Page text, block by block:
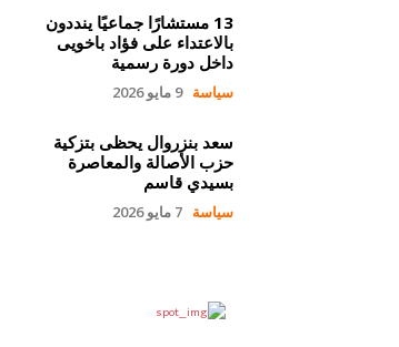
13 مستشارًا جماعيًا ينددون
بالاعتداء على فؤاد باخويى
داخل دورة رسمية
سياسة 9 مايو 2026
سعد بنزروال يحظى بتزكية
حزب الأصالة والمعاصرة
بسيدي قاسم
سياسة 7 مايو 2026